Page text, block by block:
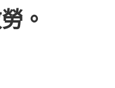
。